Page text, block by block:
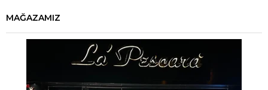
MAĞAZAMIZ